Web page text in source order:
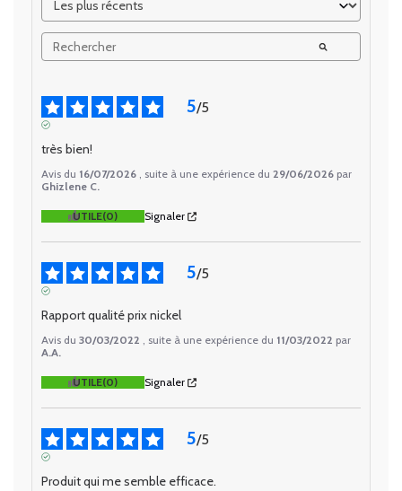
5/5
très bien!
Avis du 16/07/2026 , suite à une expérience du 29/06/2026 par
Ghizlene C.
UTILE(0) Signaler
5/5
Rapport qualité prix nickel
Avis du 30/03/2022 , suite à une expérience du 11/03/2022 par
A.A.
UTILE(0) Signaler
5/5
Produit qui me semble efficace.